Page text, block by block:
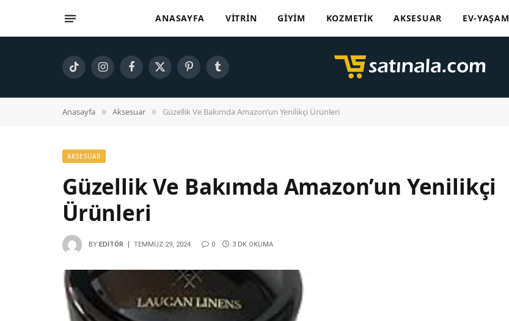
ANASAYFA VITRIN GIYIM KOZMETIK AKSESUAR EV-YAŞAM
TikTok InstagramFacebook
X
PinterestTumblr
Anasayfa » Aksesuar » Güzellik Ve Bakımda Amazon’un Yenilikçi Ürünleri
AKSESUAR
Güzellik Ve Bakımda Amazon’un Yenilikçi
Ürünleri
BY EDITÖR TEMMUZ 29, 2024 0 3 DK OKUMA